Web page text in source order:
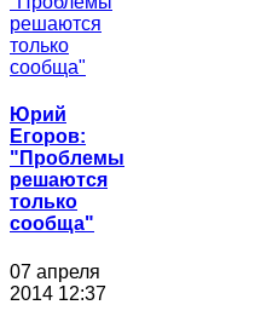
Юрий
Егоров:
"Проблемы
решаются
только
сообща"
07 апреля
2014 12:37